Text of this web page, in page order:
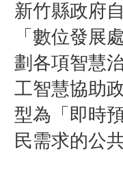
新竹縣政府
「數位發展
劃各項智慧
工智慧協助
型為「即時
民需求的公